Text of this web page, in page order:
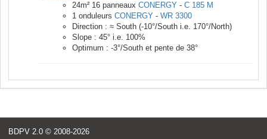
24m² 16 panneaux CONERGY - C 185 M
1 onduleurs CONERGY - WR 3300
Direction : ≈ South (-10°/South i.e. 170°/North)
Slope : 45° i.e. 100%
Optimum : -3°/South et pente de 38°
BDPV 2.0 © 2008-2026